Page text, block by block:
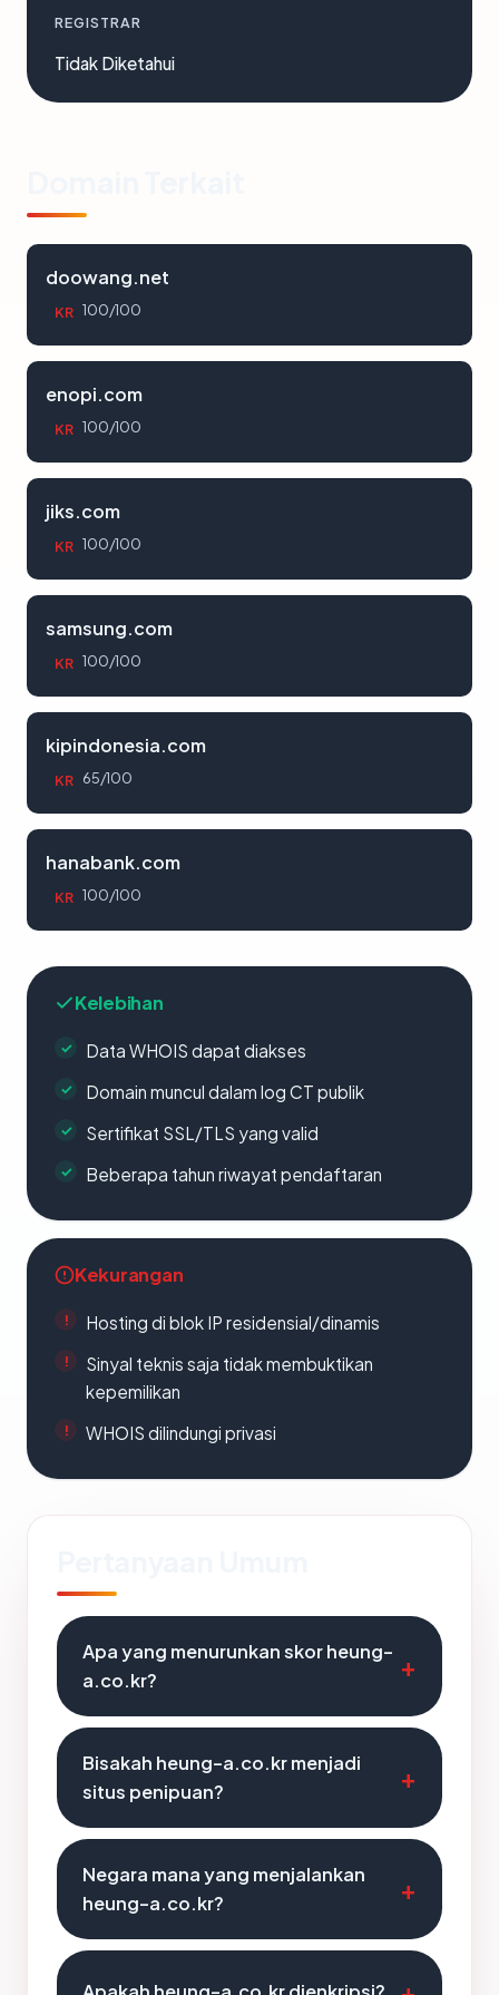
REGISTRAR
Tidak Diketahui
doowang.net
KR 100/100
enopi.com
KR 100/100
jiks.com
KR 100/100
samsung.com
KR 100/100
kipindonesia.com
KR 65/100
hanabank.com
KR 100/100
Kelebihan
Data WHOIS dapat diakses
Domain muncul dalam log CT publik
Sertifikat SSL/TLS yang valid
Beberapa tahun riwayat pendaftaran
Kekurangan
Hosting di blok IP residensial/dinamis
Sinyal teknis saja tidak membuktikan
kepemilikan
WHOIS dilindungi privasi
Apa yang menurunkan skor heung-
a.co.kr?
Bisakah heung-a.co.kr menjadi
situs penipuan?
Negara mana yang menjalankan
heung-a.co.kr?